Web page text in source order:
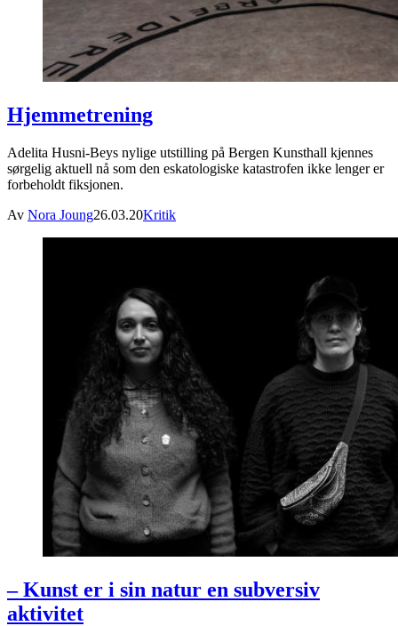
Hjemmetrening
Adelita Husni-Beys nylige utstilling på Bergen Kunsthall kjennes
sørgelig aktuell nå som den eskatologiske katastrofen ikke lenger er
forbeholdt fiksjonen.
Av Nora Joung26.03.20Kritik
– Kunst er i sin natur en subversiv
aktivitet